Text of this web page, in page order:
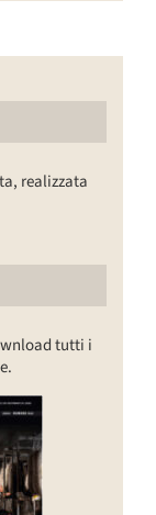
realizzata
tutti i